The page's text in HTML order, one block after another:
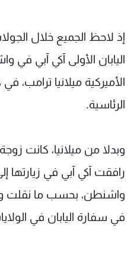
إذ لاحظ الجميع خلال
اليابان الأولى آكي آبي في
الأميركية ميلانيا ترامب،
الرئاسية.
وبدلا من ميلانيا، كانت
رافقت آكي آبي في زيارتها
واشنطن، بحسب ما نقلت
في سفارة اليابان في